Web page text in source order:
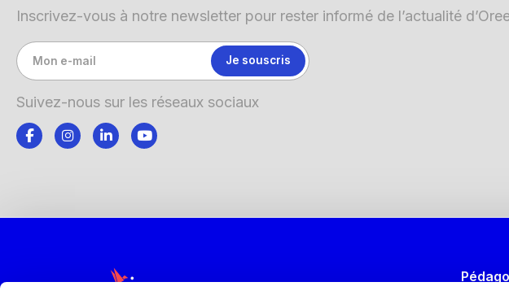
Inscrivez-vous à notre newsletter pour rester informé de l’actualité
Suivez-nous sur les réseaux sociaux